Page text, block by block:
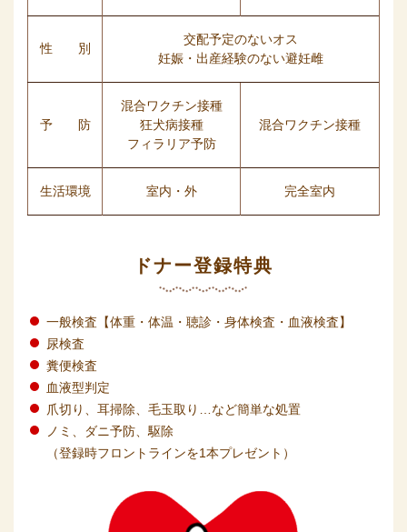
性 別
交配予定のないオス
妊娠・出産経験のない避妊雌
予 防
混合ワクチン接種
狂犬病接種
フィラリア予防
混合ワクチン接種
生活環境 室内・外 完全室内
ドナー登録特典
一般検査【体重・体温・聴診・身体検査・血液検査】
尿検査
糞便検査
血液型判定
爪切り、耳掃除、毛玉取り…など簡単な処置
ノミ、ダニ予防、駆除
（登録時フロントラインを1本プレゼント）